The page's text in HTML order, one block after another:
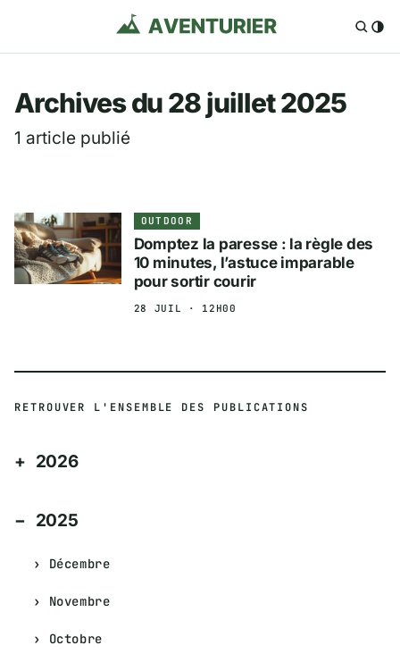
Aventurier.fr —
Archives du 28 juillet 2025
1 article publié
OUTDOOR
Domptez la paresse : la règle des
10 minutes, l’astuce imparable
pour sortir courir
28 JUIL · 12H00
RETROUVER L'ENSEMBLE DES PUBLICATIONS
2026
2025
Décembre
Novembre
Octobre